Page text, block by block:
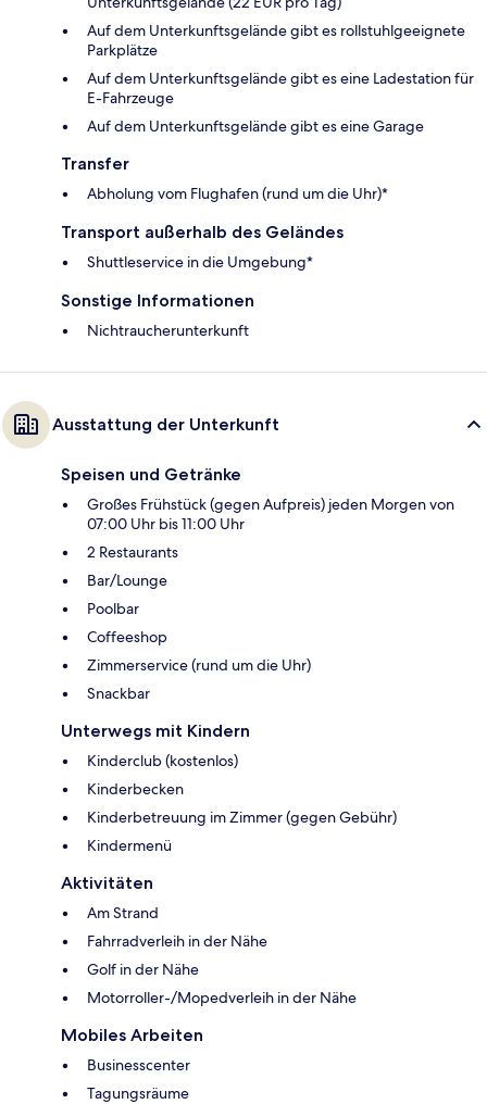
Auf dem Unterkunftsgelände gibt es rollstuhlgeeignete
Parkplätze
Auf dem Unterkunftsgelände gibt es eine Ladestation für
E-Fahrzeuge
Auf dem Unterkunftsgelände gibt es eine Garage
Transfer
Abholung vom Flughafen (rund um die Uhr)*
Transport außerhalb des Geländes
Shuttleservice in die Umgebung*
Sonstige Informationen
Nichtraucherunterkunft
Ausstattung der Unterkunft
Speisen und Getränke
Großes Frühstück (gegen Aufpreis) jeden Morgen von
07:00 Uhr bis 11:00 Uhr
2 Restaurants
Bar/Lounge
Poolbar
Coffeeshop
Zimmerservice (rund um die Uhr)
Snackbar
Unterwegs mit Kindern
Kinderclub (kostenlos)
Kinderbecken
Kinderbetreuung im Zimmer (gegen Gebühr)
Kindermenü
Aktivitäten
Am Strand
Fahrradverleih in der Nähe
Golf in der Nähe
Motorroller-/Mopedverleih in der Nähe
Mobiles Arbeiten
Businesscenter
Tagungsräume